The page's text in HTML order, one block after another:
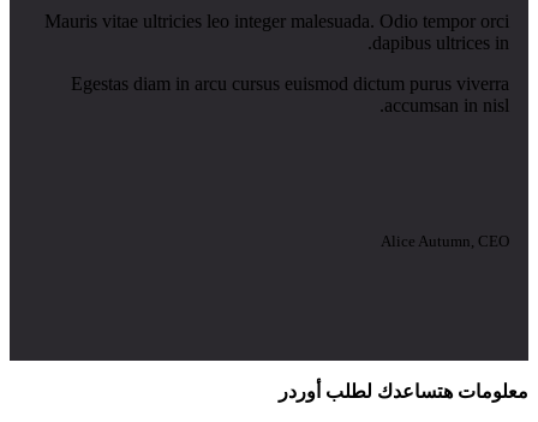
Mauris vitae ultricies leo integer malesuada. Odio tempor orci
dapibus ultrices in.
Egestas diam in arcu cursus euismod dictum purus viverra
accumsan in nisl.
Alice Autumn, CEO
معلومات هتساعدك لطلب أوردر